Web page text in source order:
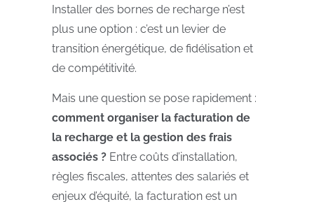
Installer des bornes de recharge n’est
plus une option : c’est un levier de
transition énergétique, de fidélisation et
de compétitivité.
Mais une question se pose rapidement :
comment organiser la facturation de
la recharge et la gestion des frais
associés ? Entre coûts d’installation,
règles fiscales, attentes des salariés et
enjeux d’équité, la facturation est un